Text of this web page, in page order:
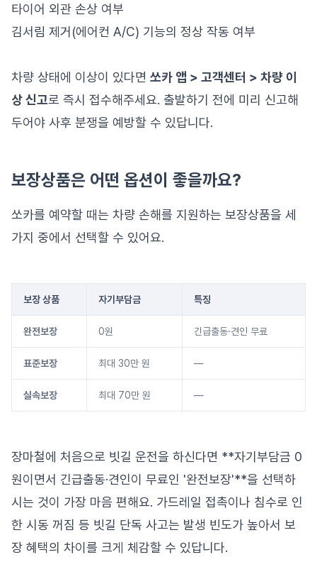
타이어 외관 손상 여부
김서림 제거(에어컨 A/C) 기능의 정상 작동 여부
차량 상태에 이상이 있다면 쏘카 앱 > 고객센터 > 차량 이
상 신고로 즉시 접수해주세요. 출발하기 전에 미리 신고해
두어야 사후 분쟁을 예방할 수 있답니다.
보장상품은 어떤 옵션이 좋을까요?
쏘카를 예약할 때는 차량 손해를 지원하는 보장상품을 세
가지 중에서 선택할 수 있어요.
보장 상품 자기부담금 특징
완전보장 0원 긴급출동·견인 무료
표준보장 최대 30만 원 —
실속보장 최대 70만 원 —
장마철에 처음으로 빗길 운전을 하신다면 **자기부담금 0
원이면서 긴급출동·견인이 무료인 '완전보장'**을 선택하
시는 것이 가장 마음 편해요. 가드레일 접촉이나 침수로 인
한 시동 꺼짐 등 빗길 단독 사고는 발생 빈도가 높아서 보
장 혜택의 차이를 크게 체감할 수 있답니다.